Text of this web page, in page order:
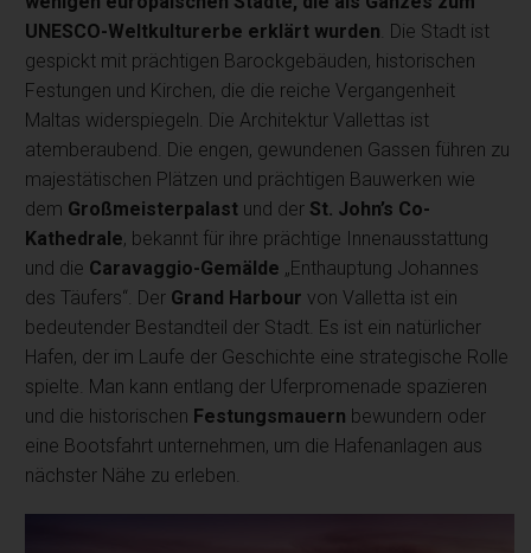
UNESCO-Weltkulturerbe erklärt wurden. Die Stadt ist
gespickt mit prächtigen Barockgebäuden, historischen
Festungen und Kirchen, die die reiche Vergangenheit
Maltas widerspiegeln. Die Architektur Vallettas ist
atemberaubend. Die engen, gewundenen Gassen führen zu
majestätischen Plätzen und prächtigen Bauwerken wie
dem Großmeisterpalast und der St. John’s Co-
Kathedrale, bekannt für ihre prächtige Innenausstattung
und die Caravaggio-Gemälde „Enthauptung Johannes
des Täufers“. Der Grand Harbourvon Valletta ist ein
bedeutender Bestandteil der Stadt. Es ist ein natürlicher
Hafen, der im Laufe der Geschichte eine strategische Rolle
spielte. Man kann entlang der Uferpromenade spazieren
und die historischen Festungsmauern bewundern oder
eine Bootsfahrt unternehmen, um die Hafenanlagen aus
nächster Nähe zu erleben.